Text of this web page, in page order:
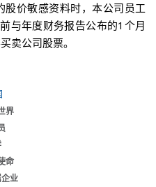
价敏感资料时，本公司员工
与年度财务报告公布的1个月
卖公司股票。
界
命
业